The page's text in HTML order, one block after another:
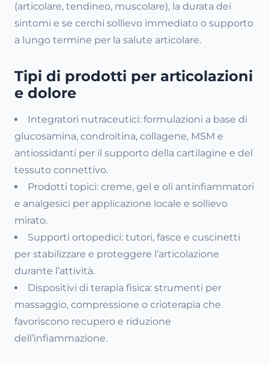
(articolare, tendineo, muscolare), la durata dei
sintomi e se cerchi sollievo immediato o supporto
a lungo termine per la salute articolare.
Tipi di prodotti per articolazioni
e dolore
Integratori nutraceutici: formulazioni a base di
glucosamina, condroitina, collagene, MSM e
antiossidanti per il supporto della cartilagine e del
tessuto connettivo.
Prodotti topici: creme, gel e oli antinfiammatori
e analgesici per applicazione locale e sollievo
mirato.
Supporti ortopedici: tutori, fasce e cuscinetti
per stabilizzare e proteggere l’articolazione
durante l’attività.
Dispositivi di terapia fisica: strumenti per
massaggio, compressione o crioterapia che
favoriscono recupero e riduzione
dell’infiammazione.